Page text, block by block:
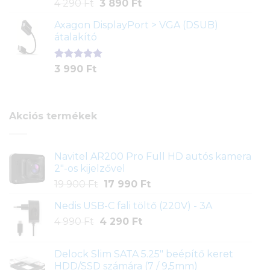
ből,
értékelés
alapján
4 290 Ft
Original
was:
290 Ft.
3 890 FtCurrent
is:
Axagon DisplayPort > VGA (DSUB)
átalakító
Értékelés
1
3 990 Ft
Akciós termékek
Navitel AR200 Pro Full HD autós kamera
2"-os kijelzővel
19 900 Ft
Original
was:
19
17 990 FtCurrent
is:
Nedis USB-C fali töltő (220V) - 3A
4 990 Ft
Original
4
4 290 FtCurrent
4
Delock Slim SATA 5.25" beépítő keret
HDD/SSD számára (7 / 9,5mm)